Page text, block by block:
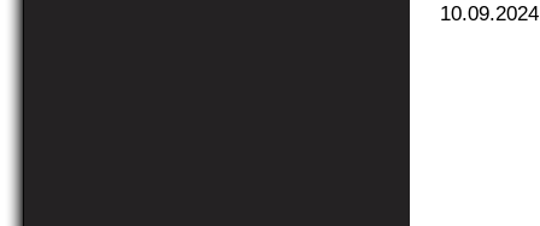
10.09.2024